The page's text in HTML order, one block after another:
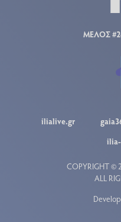
ΜΕΛΟΣ
ilialive.gr
COPYRIGHT ©
ALL